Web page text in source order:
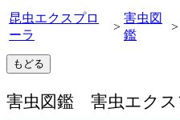
昆虫エクスプロ
ーラ
>
害虫図
鑑
>
害虫図鑑 害虫エクス